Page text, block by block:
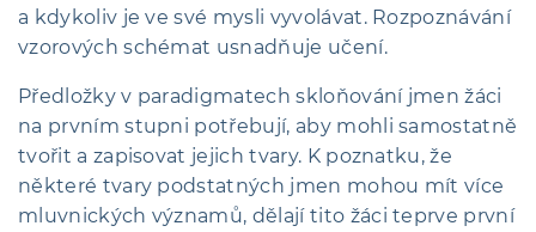
a kdykoliv je ve své mysli vyvolávat. Rozpoznávání
vzorových schémat usnadňuje učení.
Předložky v paradigmatech skloňování jmen žáci
na prvním stupni potřebují, aby mohli samostatně
tvořit a zapisovat jejich tvary. K poznatku, že
některé tvary podstatných jmen mohou mít více
mluvnických významů, dělají tito žáci teprve první